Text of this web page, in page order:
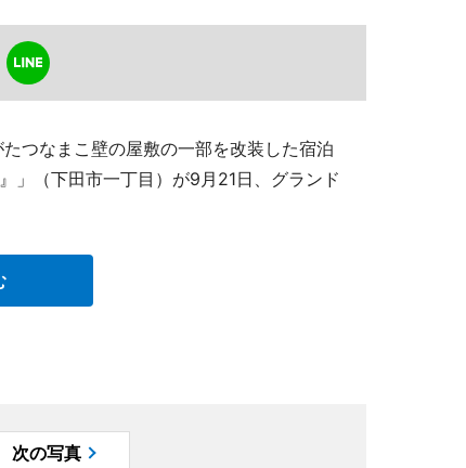
つなまこ壁の屋敷の一部を改装した宿泊
」（下田市一丁目）が9月21日、グランド
次の写真